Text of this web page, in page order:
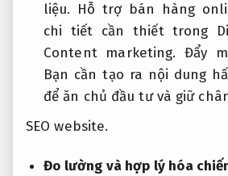
liệu. Hỗ trợ bán hàng
chi tiết cần thiết trong
Content marketing. Đẩy
Bạn cần tạo ra nội dung
để ăn chủ đầu tư và giữ
SEO website.
Đo lường và hợp lý hóa